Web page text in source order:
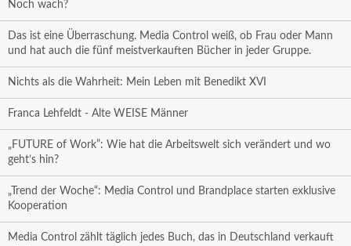
Noch wach?
Das ist eine Überraschung. Media Control weiß, ob Frau oder Mann
und hat auch die fünf meistverkauften Bücher in jeder Gruppe.
Nichts als die Wahrheit: Mein Leben mit Benedikt XVI
Franca Lehfeldt - Alte WEISE Männer
„FUTURE of Work”: Wie hat die Arbeitswelt sich verändert und wo
geht’s hin?
„Trend der Woche“: Media Control und Brandplace starten exklusive
Kooperation
Media Control zählt täglich jedes Buch, das in Deutschland verkauft